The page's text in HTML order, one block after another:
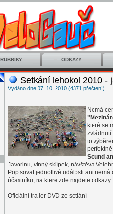
RUBRIKY ODKAZY
Setkání lehokol 2010 -
Vydáno dne 07. 10. 2010 (4371 přečtení)
Nemá
které se
zvládnutí
to
Sound
Javorinu, vinný sklípek, návštěva
Popisovat jednotlivé události ani
účastníků, na které zde najdete odkazy.
Oficiální trailer DVD ze setlání